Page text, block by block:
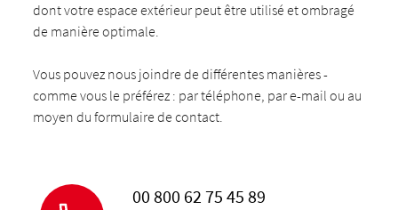
dont votre espace extérieur peut être utilisé et ombragé
de manière optimale.
Vous pouvez nous joindre de différentes manières -
comme vous le préférez : par téléphone, par e-mail ou au
moyen du formulaire de contact.
00 800 62 75 45 89